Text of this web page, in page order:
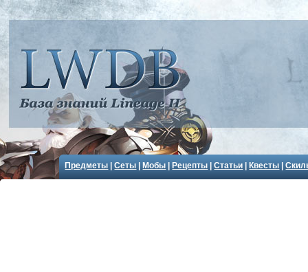
Предметы |Сеты Мобы Рецепты |Статьи Квесты |